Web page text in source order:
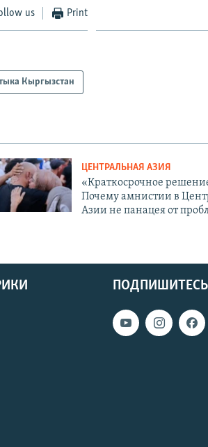
us Print
Кыргызстан
ЦЕНТРАЛЬНАЯ АЗИЯ
«Краткосрочное
Почему амнистии в
Азии не панацея от
ПОДПИШИТЕСЬ